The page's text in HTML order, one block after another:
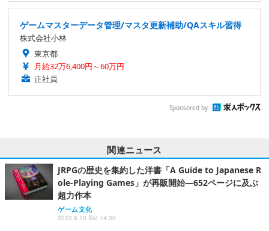
ゲームマスターデータ管理/マスタ更新補助/QAスキル習得
株式会社小林
東京都
月給32万6,400円～60万円
正社員
Sponsored by
関連ニュース
JRPGの歴史を集約した洋書「A Guide to Japanese R
ole-Playing Games」が再販開始―652ページに及ぶ
超力作本
ゲーム文化
2023.6.10 Sat 14:30